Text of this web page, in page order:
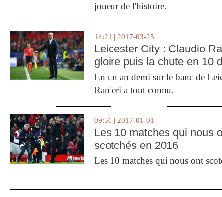
joueur de l'histoire.
14:21 | 2017-03-25
Leicester City : Claudio
gloire puis la chute en 10
En un an demi sur le banc de
Ranieri a tout connu.
09:56 | 2017-01-01
Les 10 matches qui nous
scotchés en 2016
Les 10 matches qui nous ont